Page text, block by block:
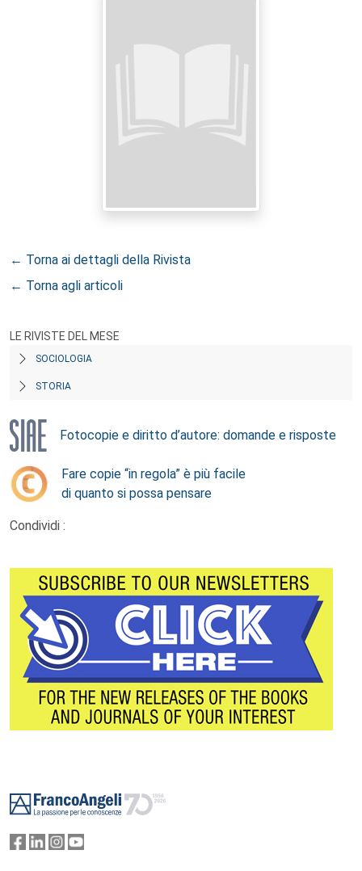
← Torna ai dettagli della Rivista
← Torna agli articoli
LE RIVISTE DEL MESE
SOCIOLOGIA
STORIA
Fotocopie e diritto d’autore: domande e risposte
Fare copie “in regola” è più facile
di quanto si possa pensare
Condividi :